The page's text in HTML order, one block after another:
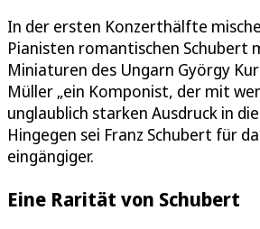
In der ersten Konzerthälfte
Pianisten romantischen Schubert
Miniaturen des Ungarn György
Müller „ein Komponist, der mit
unglaublich starken Ausdruck in
Hingegen sei Franz Schubert für
eingängiger.
Eine Rarität von Schubert